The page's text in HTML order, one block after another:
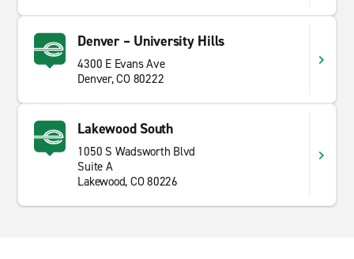
Denver – University Hills
4300 E Evans Ave
Denver, CO 80222
Lakewood South
1050 S Wadsworth Blvd
Suite A
Lakewood, CO 80226